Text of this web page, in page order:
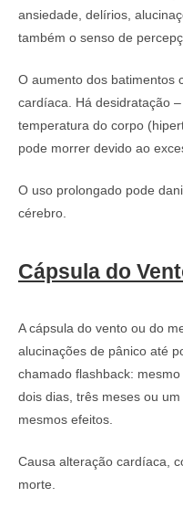
ansiedade, delírios,
também o senso de
O aumento dos batimentos
cardíaca. Há desidratação
temperatura do corpo
pode morrer devido ao
O uso prolongado pode
cérebro.
Cápsula do
A cápsula do vento ou do
alucinações de pânico até
chamado flashback:
dois dias, três meses ou
mesmos efeitos.
Causa alteração cardíaca,
morte.